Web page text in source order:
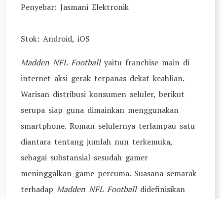
Penyebar: Jasmani Elektronik
Stok: Android, iOS
Madden NFL Football yaitu franchise main di
internet aksi gerak terpanas dekat keahlian.
Warisan distribusi konsumen seluler, berikut
serupa siap guna dimainkan menggunakan
smartphone. Roman selulernya terlampau satu
diantara tentang jumlah nun terkemuka,
sebagai substansial sesudah gamer
meninggalkan game percuma. Suasana semarak
terhadap Madden NFL Football didefinisikan